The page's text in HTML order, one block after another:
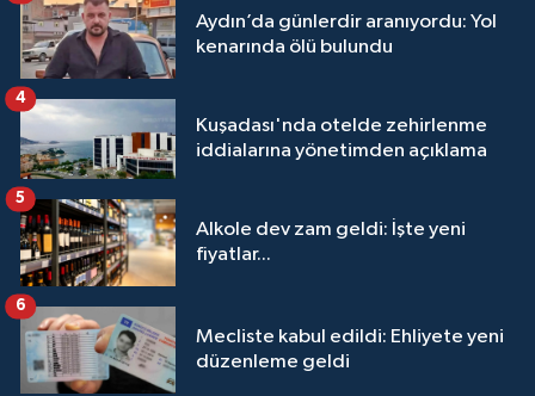
Aydın’da günlerdir aranıyordu: Yol
kenarında ölü bulundu
Kuşadası'nda otelde zehirlenme
iddialarına yönetimden açıklama
4
Alkole dev zam geldi: İşte yeni
fiyatlar...
5
Mecliste kabul edildi: Ehliyete yeni
düzenleme geldi
6